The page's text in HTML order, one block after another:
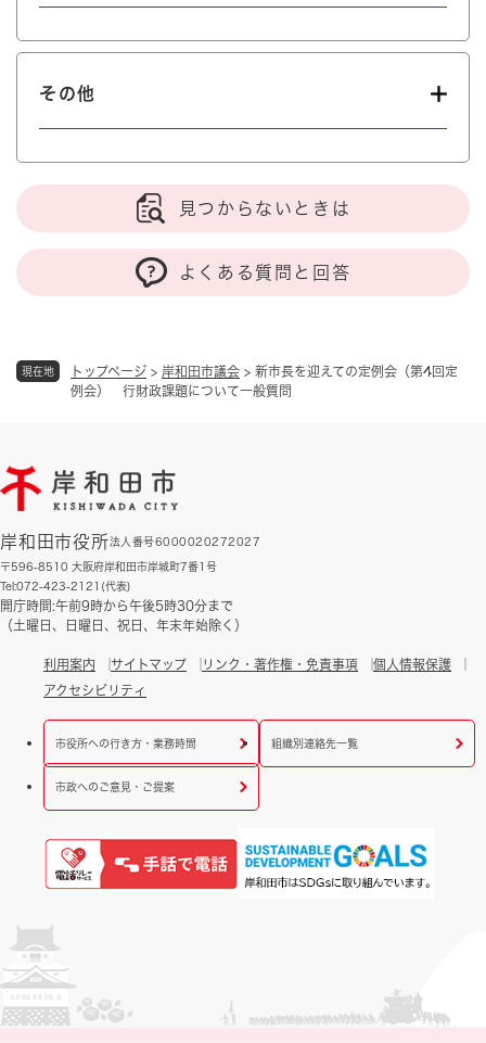
現在地 トップページ > 岸和田市議会 > 新市長を迎えての定例会（第4回定
例会） 行財政課題について一般質問
その他
見つからないときは
よくある質問と回答
岸和田市役所法人番号6000020272027
〒596-8510 大阪府岸和田市岸城町7番1号
Tel:072-423-2121(代表)
開庁時間:午前9時から午後5時30分まで
（土曜日、日曜日、祝日、年末年始除く）
利用案内 サイトマップ リンク・著作権・免責事項
個人情報保護
アクセシビリティ
市役所への行き方・業務時間 組織別連絡先一覧
市政へのご意見・ご提案